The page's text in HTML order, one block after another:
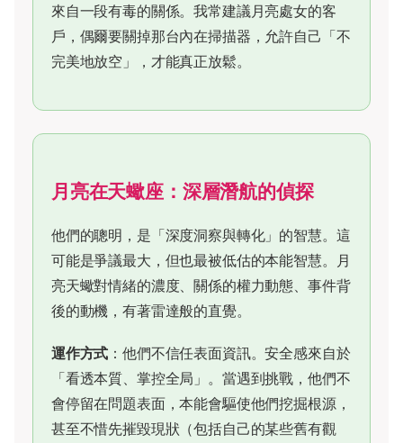
來自一段有毒的關係。我常建議月亮處女的客
戶，偶爾要關掉那台內在掃描器，允許自己「不
完美地放空」，才能真正放鬆。
月亮在天蠍座：深層潛航的偵探
他們的聰明，是「深度洞察與轉化」的智慧。這
可能是爭議最大，但也最被低估的本能智慧。月
亮天蠍對情緒的濃度、關係的權力動態、事件背
後的動機，有著雷達般的直覺。
運作方式 ：他們不信任表面資訊。安全感來自於
「看透本質、掌控全局」。當遇到挑戰，他們不
會停留在問題表面，本能會驅使他們挖掘根源，
甚至不惜先摧毀現狀（包括自己的某些舊有觀